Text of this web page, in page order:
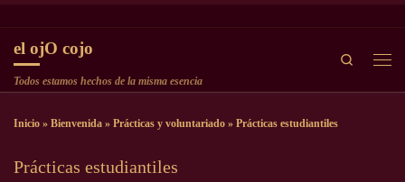
el ojO cojo
Todos estamos hechos de la misma esencia
Search
Inicio » Bienvenida » Prácticas y voluntariado » Prácticas estudiantiles
Prácticas estudiantiles